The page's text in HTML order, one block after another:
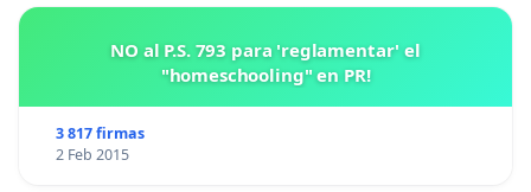
NO al P.S. 793 para 'reglamentar' el
"homeschooling" en PR!
3 817 firmas
2 Feb 2015